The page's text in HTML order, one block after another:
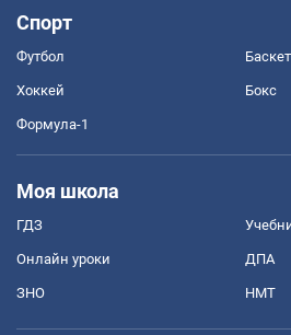
Спорт
Футбол
Хоккей Бокс
Формула-1
Моя школа
ГДЗ
Онлайн уроки ДПА
ЗНО НМТ